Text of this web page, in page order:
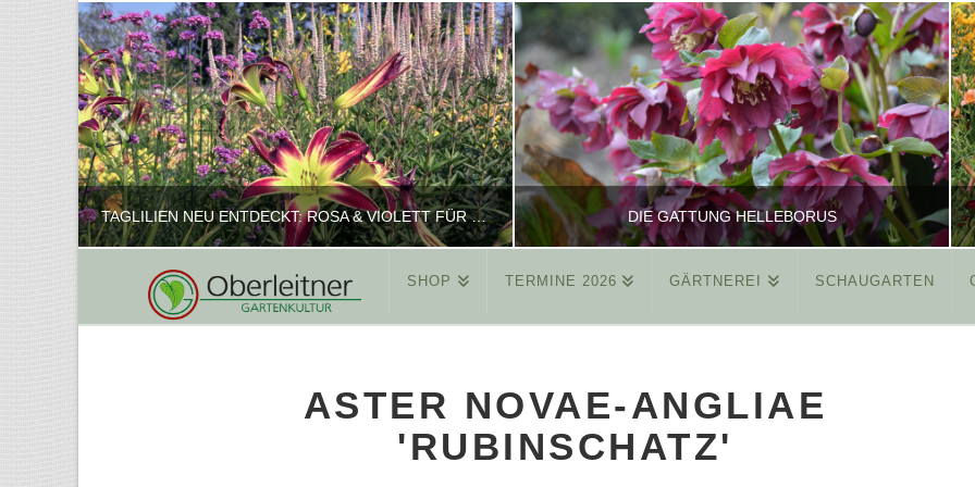
TAGLILIEN NEU ENTDECKT: ROSA & VIOLETT FÜR ROMANTISCHE PFLANZKOMBINATIONEN
REINHARD
FEBRUAR 16, 2025
DIE GATTUNG HELLEBORUS
REINHARD
MÄRZ 26, 2015
SHOP TERMINE 2026 GÄRTNEREI SCHAUGARTEN
ASTER NOVAE-ANGLIAE
'RUBINSCHATZ'